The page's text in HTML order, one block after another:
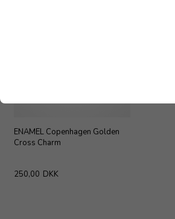
ENAMEL Copenhagen Golden
Cross Charm
250,00 DKK